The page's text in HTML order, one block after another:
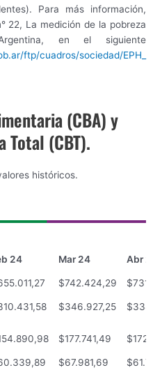
Para más información,
22, La medición de la pobreza
en el siguiente
ftp/cuadros/sociedad/EPH_
(CBA) y
Total (CBT).
históricos.
24 Mar 24
Abr
24 Mar 24 Abr
$742.424,29
$346.927,25
$177.741,49
$67.981,69